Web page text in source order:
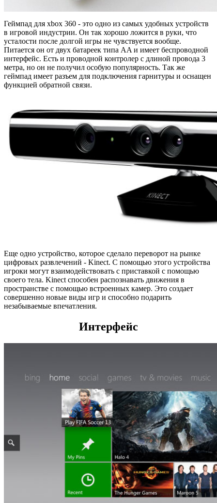
Геймпад для xbox 360 - это одно из самых удобных устройств
в игровой индустрии. Он так хорошо ложится в руки, что
усталости после долгой игры не чувствуется вообще.
Питается он от двух батареек типа AA и имеет беспроводной
интерфейс. Есть и проводной контролер с длиной провода 3
метра, но он не получил особую популярность. Так же
геймпад имеет разъем для подключения гарнитуры и оснащен
функцией обратной связи.
Еще одно устройство, которое сделало переворот на рынке
цифровых развлечений - Kinect. С помощью этого устройства
игроки могут взаимодействовать с приставкой с помощью
своего тела. Kinect способен распознавать движения в
пространстве с помощью встроенных камер. Это создает
совершенно новые виды игр и способно подарить
незабываемые впечатления.
Интерфейс